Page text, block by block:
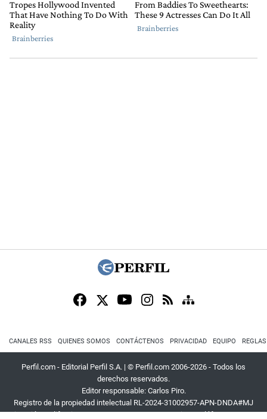
CANALES RSS QUIENES SOMOS CONTÁCTENOS PRIVACIDAD EQUIPO
Perfil.com - Editorial Perfil S.A. | © Perfil.com 2006-2026 - Todos los
derechos reservados.
Editor responsable: Carlos Piro.
Registro de la propiedad intelectual RL-2024-31002957-APN-DNDA#MJ
Dirección:California 2715,C1289ABI,CABA, Argentina| Teléfono:+54 9 11